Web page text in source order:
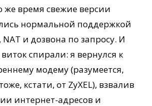
же время свежие версии
нормальной поддержкой
и дозвона по запросу. И
спирали: я вернулся к
модему (разумеется,
кстати, от ZyXEL), взвалив
интернет-адресов и